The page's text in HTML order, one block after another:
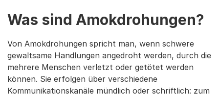
Was sind Amokdrohungen?
Von Amokdrohungen spricht man, wenn schwere
gewaltsame Handlungen angedroht werden, durch die
mehrere Menschen verletzt oder getötet werden
können. Sie erfolgen über verschiedene
Kommunikationskanäle mündlich oder schriftlich: zum